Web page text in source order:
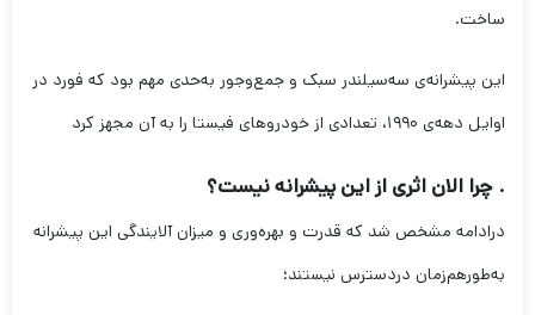
ساخت.
این پیشرانه‌ی سه‌سیلندر سبک و جمع‌وجور به‌حدی مهم بود که فورد در
اوایل دهه‌ی ۱۹۹۰، تعدادی از خودروهای فیستا را به آن مجهز کرد
. چرا الان اثری از این پیشرانه نیست؟
درادامه مشخص شد که قدرت و بهره‌وری و میزان آلایندگی این پیشرانه
به‌طور‌هم‌زمان دردسترس نیستند؛